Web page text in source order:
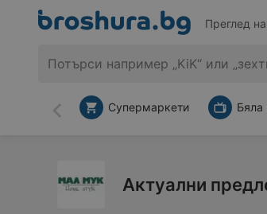
Преглед
Назад
Супермаркети Бяла
Актуални